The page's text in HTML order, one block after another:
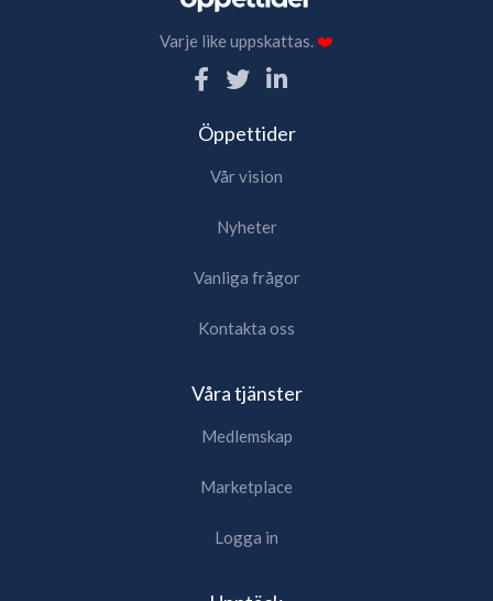
Varje like uppskattas.❤️
Öppettider
Vår vision
Nyheter
Vanliga frågor
Kontakta oss
Våra tjänster
Medlemskap
Marketplace
Logga in